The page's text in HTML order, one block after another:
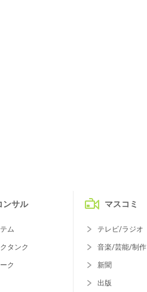
ンサル
ム
タンク
ク
マスコミ
テレビ/ラジオ
音楽/芸能/制作
新聞
出版